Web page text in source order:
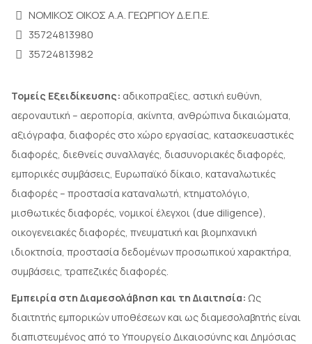
ΝΟΜΙΚΟΣ ΟΙΚΟΣ Α.Α. ΓΕΩΡΓΙΟΥ Δ.Ε.Π.Ε.
35724813980
35724813982
Τομείς Εξειδίκευσης: αδικοπραξίες, αστική ευθύνη,
αεροναυτική – αεροπορία, ακίνητα, ανθρώπινα δικαιώματα,
αξιόγραφα, διαφορές στο χώρο εργασίας, κατασκευαστικές
διαφορές, διεθνείς συναλλαγές, διασυνοριακές διαφορές,
εμπορικές συμβάσεις, Ευρωπαϊκό δίκαιο, καταναλωτικές
διαφορές – προστασία καταναλωτή, κτηματολόγιο,
μισθωτικές διαφορές, νομικοί έλεγχοι (due diligence),
οικογενειακές διαφορές, πνευματική και βιομηχανική
ιδιοκτησία, προστασία δεδομένων προσωπικού χαρακτήρα,
συμβάσεις, τραπεζικές διαφορές.
Εμπειρία στη Διαμεσολάβηση και τη Διαιτησία: Ως
διαιτητής εμπορικών υποθέσεων και ως διαμεσολαβητής είναι
διαπιστευμένος από το Υπουργείο Δικαιοσύνης και Δημόσιας